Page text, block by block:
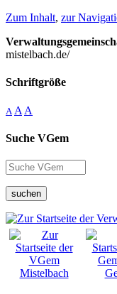
Zum Inhalt, zur
mistelbach.de/
Schriftgröße
A A A
Suche VGem
suchen